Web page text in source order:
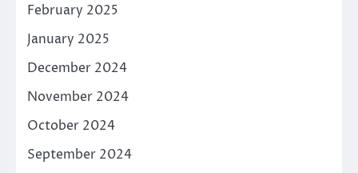
February 2025
January 2025
December 2024
November 2024
October 2024
September 2024